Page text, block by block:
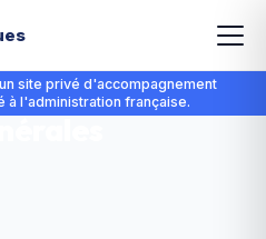
site privé d'accompagnement
à l'administration française.